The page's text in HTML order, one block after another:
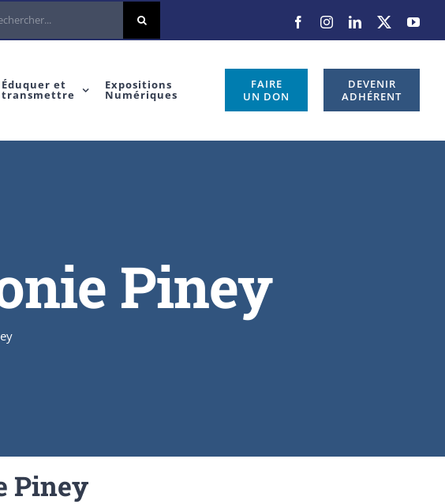
Éduquer et
transmettre
Expositions
Numériques
FAIRE
UN DON
DEVENIR
ADHÉRENT
Piney
Piney